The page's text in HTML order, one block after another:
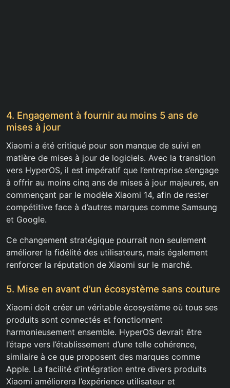
4. Engagement à fournir au moins 5 ans de
mises à jour
Xiaomi a été critiqué pour son manque de suivi en
matière de mises à jour de logiciels. Avec la transition
vers HyperOS, il est impératif que l’entreprise s’engage
à offrir au moins cinq ans de mises à jour majeures, en
commençant par le modèle Xiaomi 14, afin de rester
compétitive face à d’autres marques comme Samsung
et Google.
Ce changement stratégique pourrait non seulement
améliorer la fidélité des utilisateurs, mais également
renforcer la réputation de Xiaomi sur le marché.
5. Mise en avant d’un écosystème sans couture
Xiaomi doit créer un véritable écosystème où tous ses
produits sont connectés et fonctionnent
harmonieusement ensemble. HyperOS devrait être
l’étape vers l’établissement d’une telle cohérence,
similaire à ce que proposent des marques comme
Apple. La facilité d’intégration entre divers produits
Xiaomi améliorera l’expérience utilisateur et